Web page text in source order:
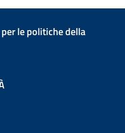
le politiche della